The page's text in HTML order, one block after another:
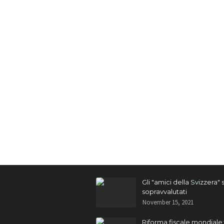
Gli "amici della Svizzera"
sopravvalutati
November 15, 2021
Riforma fiscale